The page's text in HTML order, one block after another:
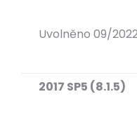
Uvolněno 09/
2017 SP5 (8.1.5)